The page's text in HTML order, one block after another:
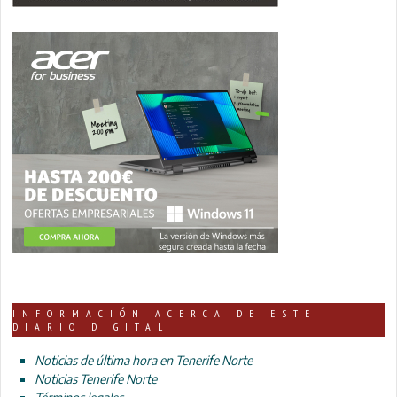
INFORMACIÓN ACERCA DE ESTE
DIARIO DIGITAL
Noticias de última hora en Tenerife Norte
Noticias Tenerife Norte